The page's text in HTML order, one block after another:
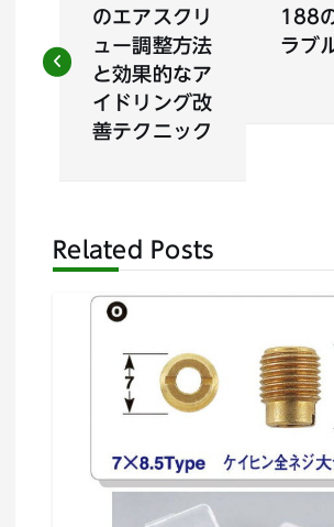
ナ
ー
のエアスクリ
ュー調整方法
と効果的なア
イドリング改
善テクニック
188
ラブ
Related Posts